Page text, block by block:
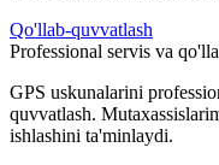
Qo'llab-quvvatlash
Professional servis va
GPS uskunalarini
quvvatlash.
ishlashini ta'minlaydi.